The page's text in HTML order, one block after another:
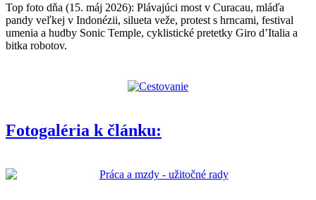
Top foto dňa (15. máj 2026): Plávajúci most v Curacau, mláďa
pandy veľkej v Indonézii, silueta veže, protest s hrncami, festival
umenia a hudby Sonic Temple, cyklistické pretetky Giro d’Italia a
bitka robotov.
Fotogaléria k článku: